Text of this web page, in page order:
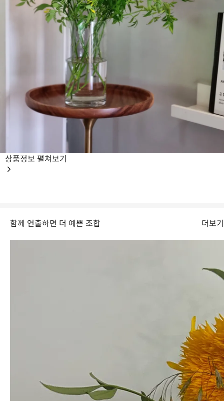
푸른 잎소재로 재탄생합니다.
상품정보 펼쳐보기
함께 연출하면 더 예쁜 조합 더보기